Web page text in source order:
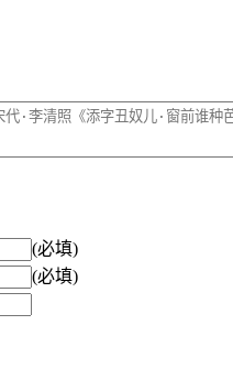
(必填)
(必填)